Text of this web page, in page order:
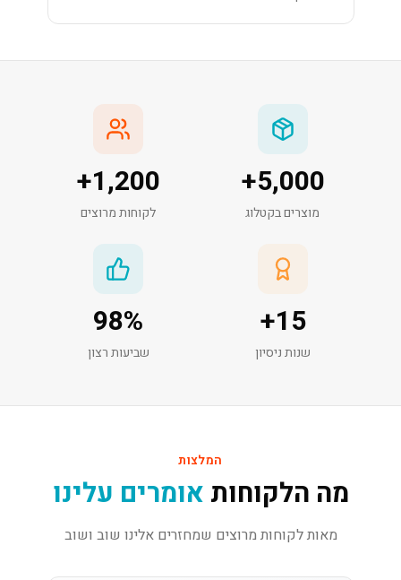
5,000
+
מוצרים בקטלוג
1,200
+
לקוחות מרוצים
15
+
שנות ניסיון
98%
שביעות רצון
המלצות
מה הלקוחות אומרים עלינו
מאות לקוחות מרוצים שמחזרים אלינו שוב ושוב